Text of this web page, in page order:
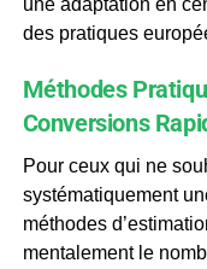
des pratiques
Méthodes
Conversions
Pour ceux qui ne
systématiquement
méthodes
mentalement le